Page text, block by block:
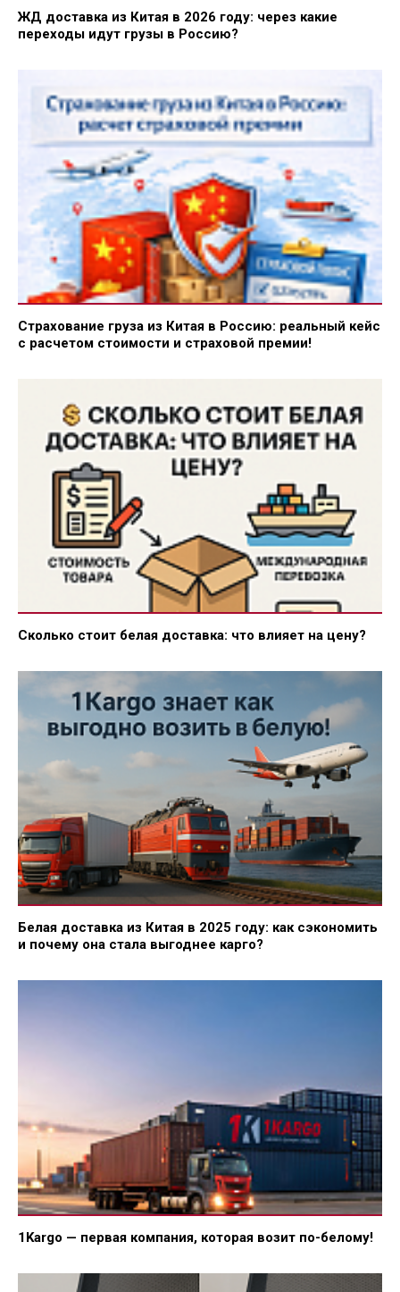
ЖД доставка из Китая в 2026 году: через какие
переходы идут грузы в Россию?
Страхование груза из Китая в Россию: реальный кейс
с расчетом стоимости и страховой премии!
Сколько стоит белая доставка: что влияет на цену?
Белая доставка из Китая в 2025 году: как сэкономить
и почему она стала выгоднее карго?
1Kargo — первая компания, которая возит по-белому!